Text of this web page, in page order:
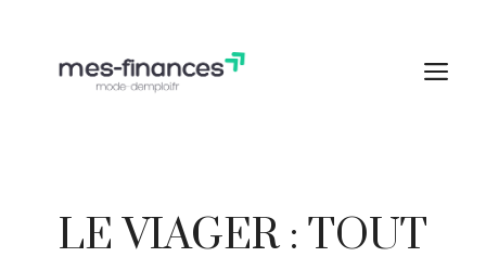
contenu
LE VIAGER : TOUT